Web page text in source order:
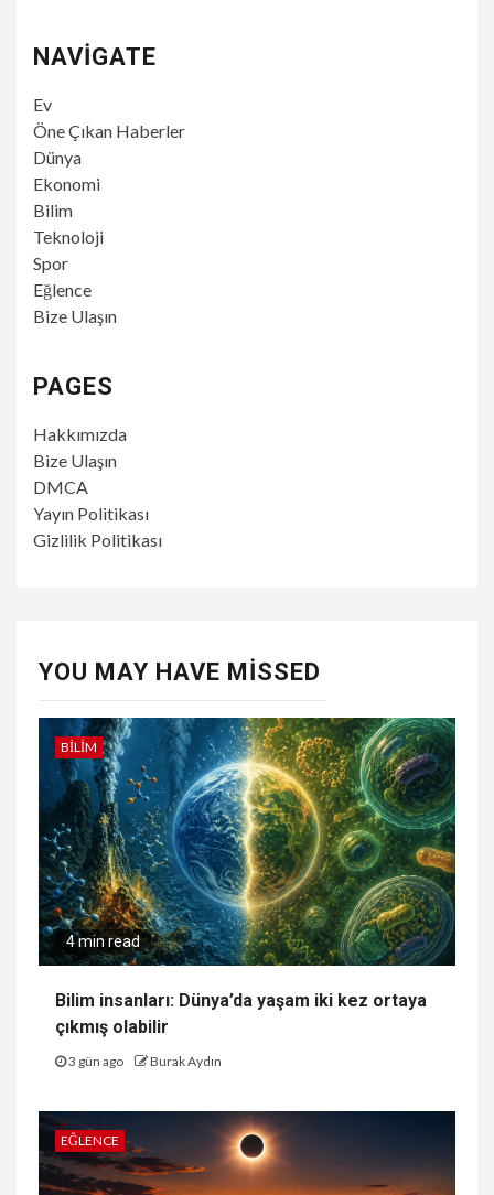
NAVIGATE
Ev
Öne Çıkan Haberler
Dünya
Ekonomi
Bilim
Teknoloji
Spor
Eğlence
Bize Ulaşın
PAGES
Hakkımızda
Bize Ulaşın
DMCA
Yayın Politikası
Gizlilik Politikası
YOU MAY HAVE MISSED
BILIM
4 min read
Bilim insanları: Dünya’da yaşam iki kez ortaya
çıkmış olabilir
3 gün ago Burak Aydın
EĞLENCE